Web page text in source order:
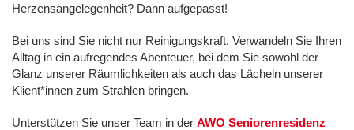
Herzensangelegenheit? Dann aufgepasst!
Bei uns sind Sie nicht nur Reinigungskraft. Verwandeln Sie Ihren
Alltag in ein aufregendes Abenteuer, bei dem Sie sowohl der
Glanz unserer Räumlichkeiten als auch das Lächeln unserer
Klient*innen zum Strahlen bringen.
Unterstützen Sie unser Team in der AWO Seniorenresidenz